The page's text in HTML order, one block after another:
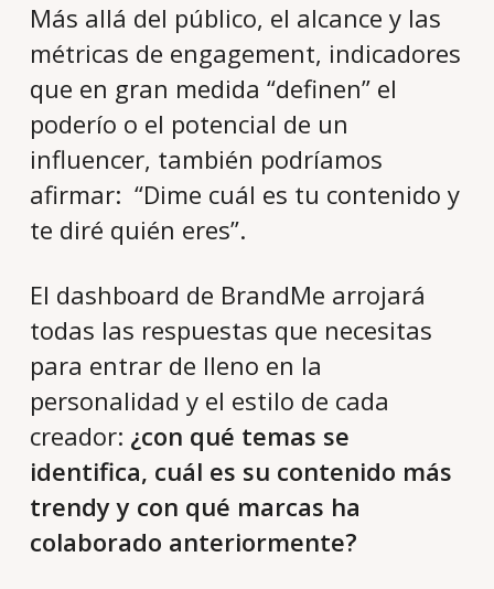
Más allá del público, el alcance y las
métricas de engagement, indicadores
que en gran medida “definen” el
poderío o el potencial de un
influencer, también podríamos
afirmar: “Dime cuál es tu contenido y
te diré quién eres”.
El dashboard de BrandMe arrojará
todas las respuestas que necesitas
para entrar de lleno en la
personalidad y el estilo de cada
creador: ¿con qué temas se
identifica, cuál es su contenido más
trendy y con qué marcas ha
colaborado anteriormente?